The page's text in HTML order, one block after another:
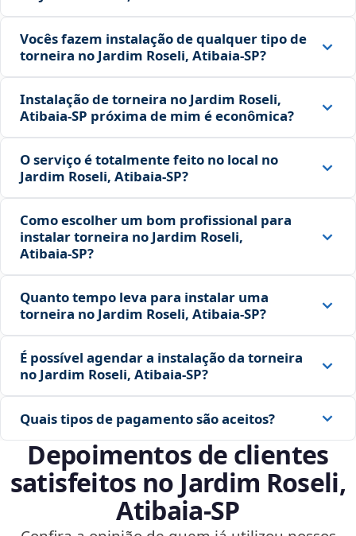
Vocês fazem instalação de qualquer tipo de
torneira no Jardim Roseli, Atibaia‑SP?
Instalação de torneira no Jardim Roseli,
Atibaia‑SP próxima de mim é econômica?
O serviço é totalmente feito no local no
Jardim Roseli, Atibaia‑SP?
Como escolher um bom profissional para
instalar torneira no Jardim Roseli,
Atibaia‑SP?
Quanto tempo leva para instalar uma
torneira no Jardim Roseli, Atibaia‑SP?
É possível agendar a instalação da torneira
no Jardim Roseli, Atibaia‑SP?
Quais tipos de pagamento são aceitos?
Depoimentos de clientes
satisfeitos no Jardim Roseli,
Atibaia‑SP